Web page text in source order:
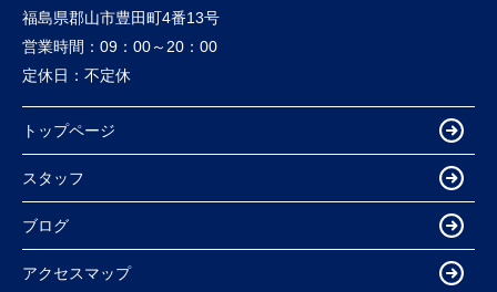
福島県郡山市豊田町4番13号
営業時間： 09：00～20：00
定休日： 不定休
トップページ
スタッフ
ブログ
アクセスマップ